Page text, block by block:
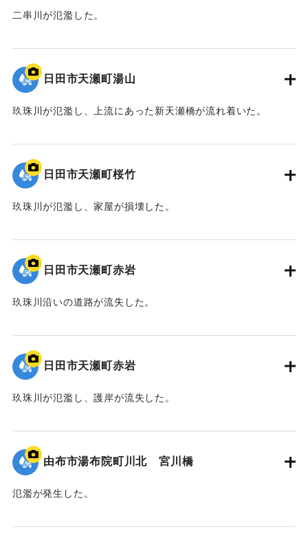
二串川が氾濫した。
2020/7/6｜固有コード:01215080
日田市天瀬町湯山
玖珠川が氾濫し、上流にあった新天瀬橋が流れ着いた。
2020/7/6｜固有コード:01215079
日田市天瀬町桜竹
玖珠川が氾濫し、家屋が損壊した。
2020/7/6｜固有コード:01215078
日田市天瀬町赤岩
玖珠川沿いの道路が流失した。
2020/7/6｜固有コード:01215077
日田市天瀬町赤岩
玖珠川が氾濫し、護岸が流失した。
2020/7/6｜固有コード:01215076
由布市湯布院町川北 宮川橋
氾濫が発生した。
2020/7/6｜固有コード:01215075